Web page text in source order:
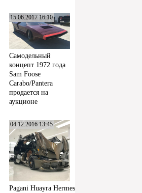
15.06.2017 16:10
Самодельный
концепт 1972 года
Sam Foose
Carabo/Pantera
продается на
аукционе
04.12.2016 13:45
Pagani Huayra Hermes